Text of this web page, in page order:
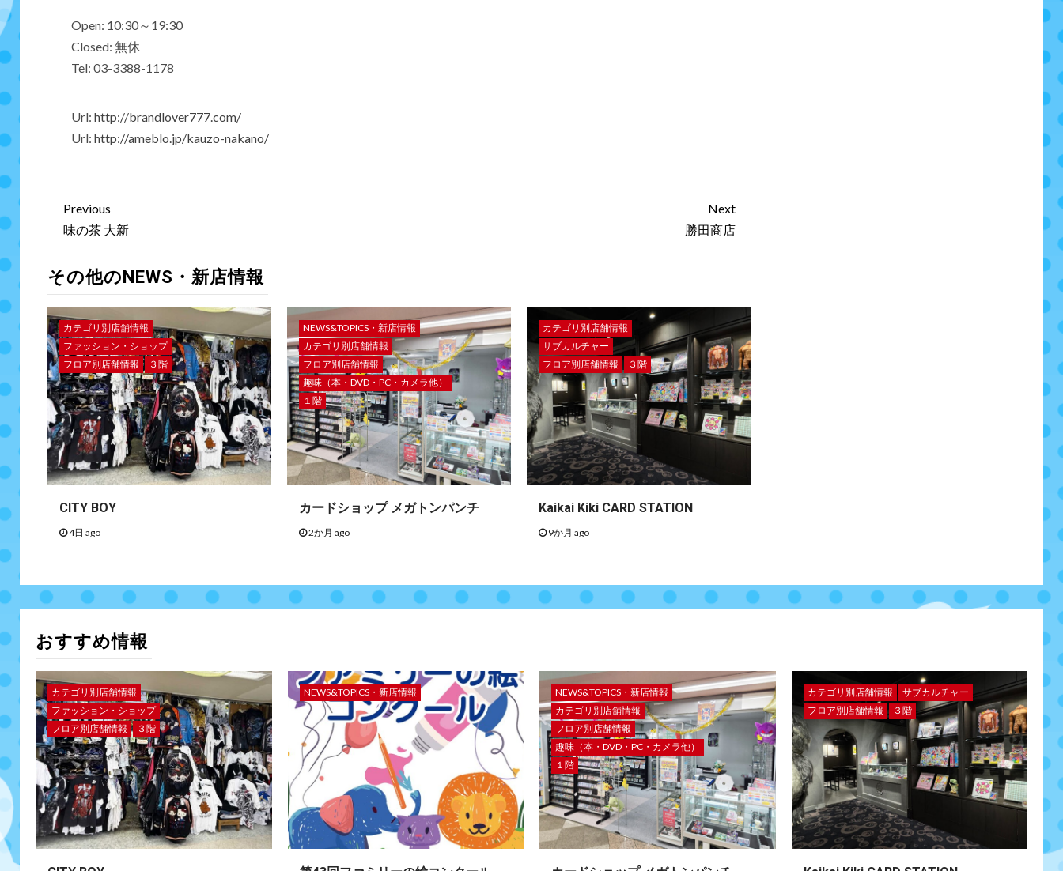
Open: 10:30～19:30
Closed: 無休
Tel: 03-3388-1178
Url: http://brandlover777.com/
Url: http://ameblo.jp/kauzo-nakano/
Previous
味の茶 大新
Next
勝田商店
その他のNEWS・新店情報
カテゴリ別店舗情報
ファッション・ショップ
フロア別店舗情報
３階
CITY BOY
4日 ago
NEWS&TOPICS・新店情報
カテゴリ別店舗情報
フロア別店舗情報
趣味（本・DVD・PC・カメラ他）
１階
カードショップ メガトンパンチ
2か月 ago
カテゴリ別店舗情報
サブカルチャー
フロア別店舗情報
３階
Kaikai Kiki CARD STATION
9か月 ago
おすすめ情報
カテゴリ別店舗情報
ファッション・ショップ
フロア別店舗情報
３階
NEWS&TOPICS・新店情報
NEWS&TOPICS・新店情報
カテゴリ別店舗情報
フロア別店舗情報
趣味（本・DVD・PC・カメラ他）
１階
カテゴリ別店舗情報
サブカルチャー
フロア別店舗情報
３階